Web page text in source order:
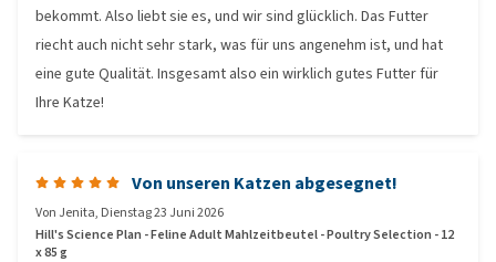
bekommt. Also liebt sie es, und wir sind glücklich. Das Futter
riecht auch nicht sehr stark, was für uns angenehm ist, und hat
eine gute Qualität. Insgesamt also ein wirklich gutes Futter für
Ihre Katze!
Von unseren Katzen abgesegnet!
Von Jenita, Dienstag 23 Juni 2026
Hill's Science Plan - Feline Adult Mahlzeitbeutel - Poultry Selection - 12
x 85 g